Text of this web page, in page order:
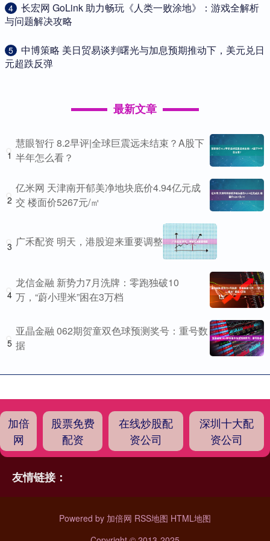
4
​长宏网 GoLink 助力畅玩《人类一败涂地》：游戏全解析
与问题解决攻略
5
​中博策略 美日贸易谈判曙光与加息预期推动下，美元兑日
元超跌反弹
最新文章
1
慧眼智行 8.2早评|全球巨震远未结束？A股下
半年怎么看？
2
亿米网 天津南开郁美净地块底价4.94亿元成
交 楼面价5267元/㎡
3 广禾配资 明天，港股迎来重要调整
4
龙信金融 新势力7月洗牌：零跑独破10
万，“蔚小理米”困在3万档
5
亚晶金融 062期贺童双色球预测奖号：重号数
据
加倍
网
股票免费
配资
在线炒股配
资公司
深圳十大配
资公司
友情链接：
Powered by 加倍网 RSS地图 HTML地图